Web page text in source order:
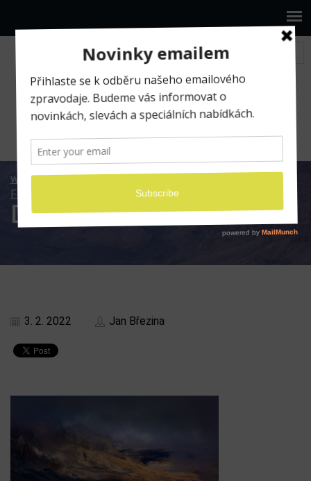
www.ilumio.cz
Fotografické expedice
Fotoexpedice jarní Havaj 2022
DSCF7323
3. 2. 2022 Jan Březina